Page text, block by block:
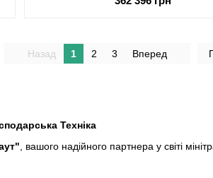
Техніка
, вашого надійного партнера у світі
Назад 1 2 3 Вперед